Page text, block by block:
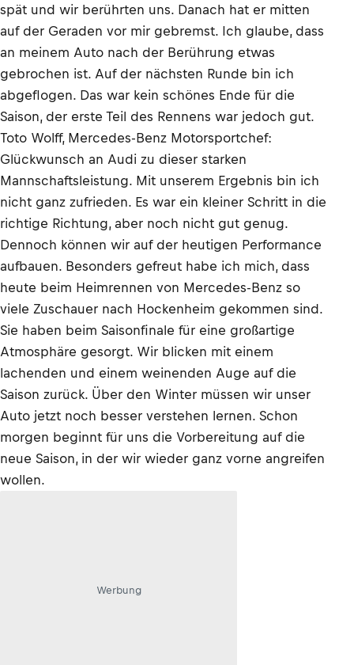
spät und wir berührten uns. Danach hat er mitten
auf der Geraden vor mir gebremst. Ich glaube, dass
an meinem Auto nach der Berührung etwas
gebrochen ist. Auf der nächsten Runde bin ich
abgeflogen. Das war kein schönes Ende für die
Saison, der erste Teil des Rennens war jedoch gut.
Toto Wolff, Mercedes-Benz Motorsportchef:
Glückwunsch an Audi zu dieser starken
Mannschaftsleistung. Mit unserem Ergebnis bin ich
nicht ganz zufrieden. Es war ein kleiner Schritt in die
richtige Richtung, aber noch nicht gut genug.
Dennoch können wir auf der heutigen Performance
aufbauen. Besonders gefreut habe ich mich, dass
heute beim Heimrennen von Mercedes-Benz so
viele Zuschauer nach Hockenheim gekommen sind.
Sie haben beim Saisonfinale für eine großartige
Atmosphäre gesorgt. Wir blicken mit einem
lachenden und einem weinenden Auge auf die
Saison zurück. Über den Winter müssen wir unser
Auto jetzt noch besser verstehen lernen. Schon
morgen beginnt für uns die Vorbereitung auf die
neue Saison, in der wir wieder ganz vorne angreifen
wollen.
Werbung